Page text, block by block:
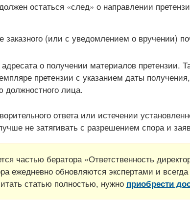
остаться «след» о направлении
заказного (или с уведомлением о вручении)
о получении материалов претензии.
претензии с указанием даты
лица.
ответа или истечении
не затягивать с разрешением спора и
частью бератора «Ответственность
ежедневно обновляются экспертами и
статью полностью, нужно приобрести